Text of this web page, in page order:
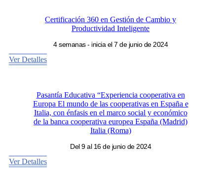
Certificación 360 en Gestión de Cambio y
Productividad Inteligente
4 semanas - inicia el 7 de junio de 2024
Ver Detalles
Pasantía Educativa “Experiencia cooperativa en
Europa El mundo de las cooperativas en España e
Italia, con énfasis en el marco social y económico
de la banca cooperativa europea España (Madrid)
Italia (Roma)
Del 9 al 16 de junio de 2024
Ver Detalles